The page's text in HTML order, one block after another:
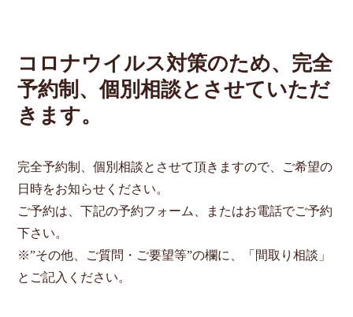
コロナウイルス対策のため、完全
予約制、個別相談とさせていただ
きます。
完全予約制、個別相談とさせて頂きますので、ご希望の
日時をお知らせください。
ご予約は、下記の予約フォーム、またはお電話でご予約
下さい。
※”その他、ご質問・ご要望等”の欄に、「間取り相談」
とご記入ください。